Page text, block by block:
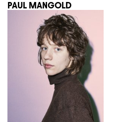
PAUL MANGOLD